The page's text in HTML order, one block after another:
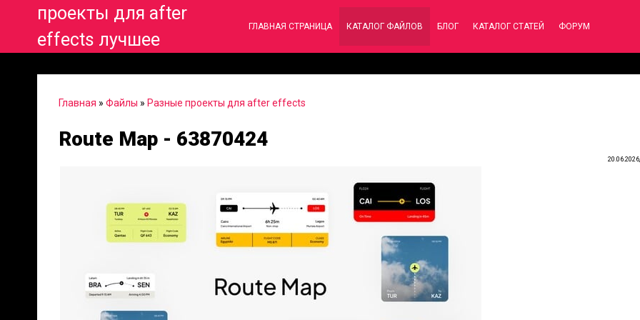
проекты для after
effects лучшее
ГЛАВНАЯ СТРАНИЦА КАТАЛОГ ФАЙЛОВ БЛОГ КАТАЛОГ СТАТЕЙ ФОРУМ
Главная » Файлы » Разные проекты для after effects
Route Map - 63870424